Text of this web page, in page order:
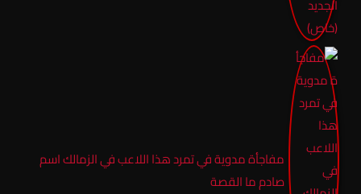
مفاجأة مدوية في تمرد هذا اللاعب في الزمالك اسم
صادم ما القصة